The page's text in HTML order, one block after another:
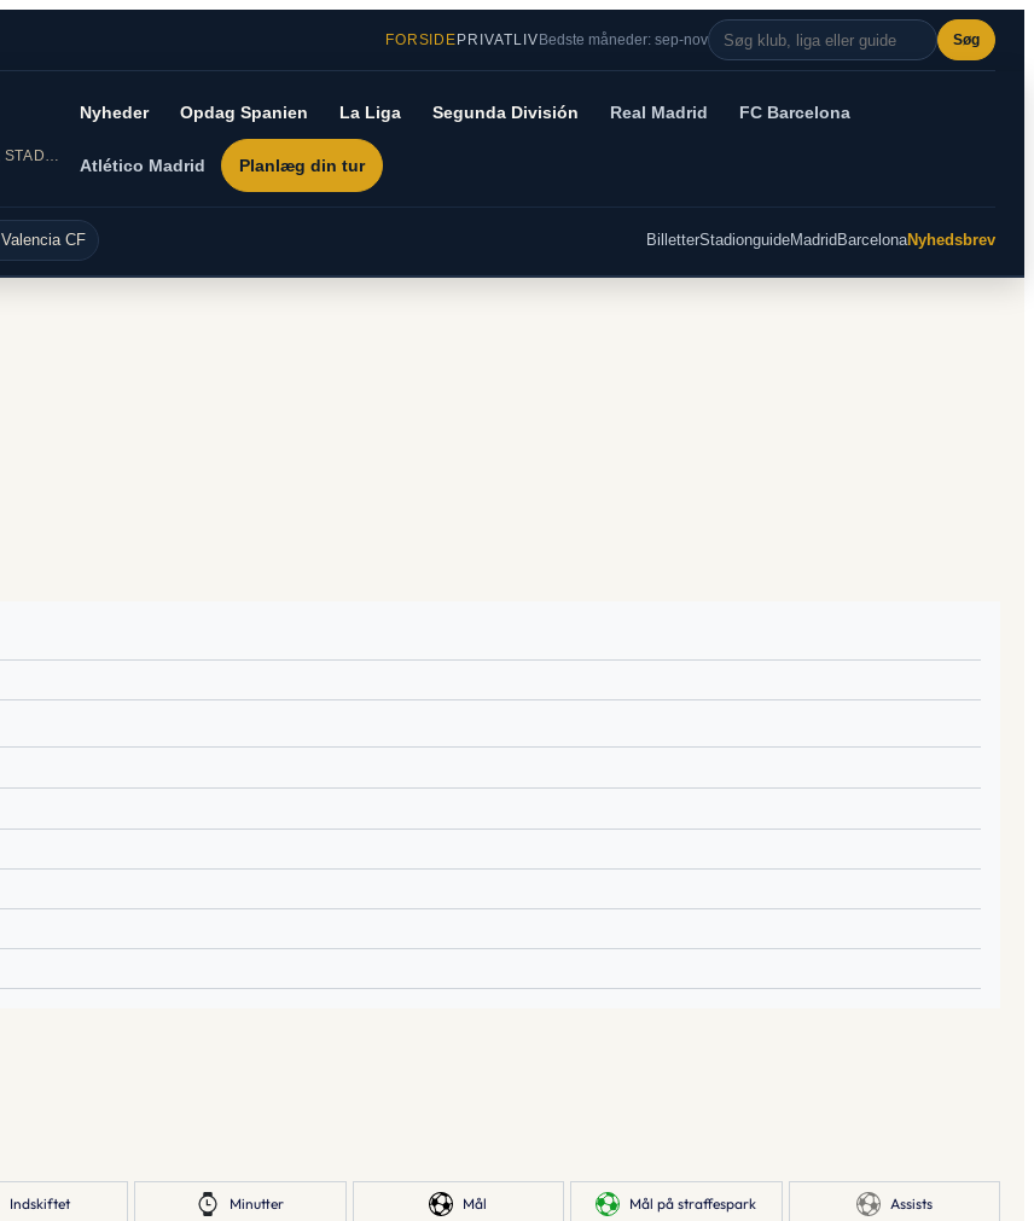
FORSIDEPRIVATLIVBedste måneder: sep-nov Søg
Nyheder Opdag Spanien La Liga Segunda División Real Madrid FC Barcelona
Atlético Madrid Planlæg din tur
Valencia CF BilletterStadionguideMadrid BarcelonaNyhedsbrev
Indskiftet Minutter Mål Mål på straffespark Assists